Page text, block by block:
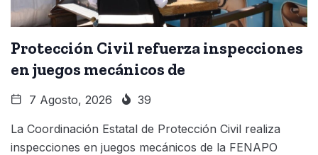
Protección Civil refuerza inspecciones
en juegos mecánicos de
7 Agosto, 2026 39
La Coordinación Estatal de Protección Civil realiza
inspecciones en juegos mecánicos de la FENAPO